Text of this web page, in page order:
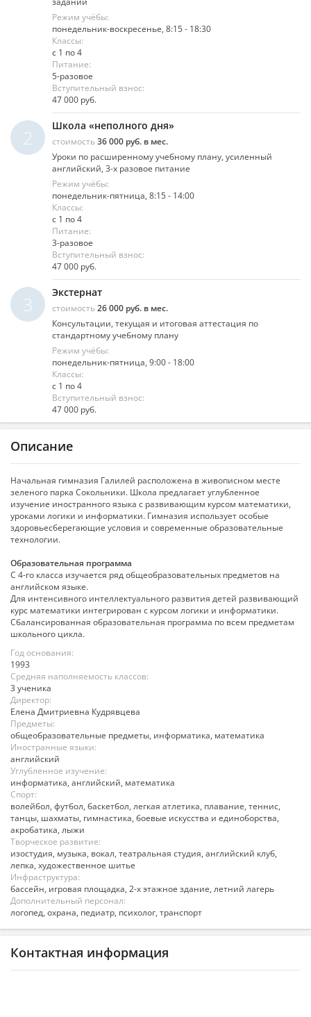
Режим учёбы:
понедельник-воскресенье, 8:15 - 18:30
Классы:
с 1 по 4
Питание:
5-разовое
Вступительный взнос:
47 000 руб.
2
Школа «неполного дня»
стоимость36 000 руб. в мес.
Уроки по расширенному учебному плану, усиленный
английский, 3-х разовое питание
Режим учёбы:
понедельник-пятница, 8:15 - 14:00
Классы:
с 1 по 4
Питание:
3-разовое
Вступительный взнос:
47 000 руб.
3
Экстернат
стоимость26 000 руб. в мес.
Консультации, текущая и итоговая аттестация по
стандартному учебному плану
Режим учёбы:
понедельник-пятница, 9:00 - 18:00
Классы:
с 1 по 4
Вступительный взнос:
47 000 руб.
Описание
Начальная гимназия Галилей расположена в живописном месте
зеленого парка Сокольники. Школа предлагает углубленное
изучение иностранного языка с развивающим курсом математики,
уроками логики и информатики. Гимназия использует особые
здоровьесберегающие условия и современные образовательные
технологии.
Образовательная программа
С 4-го класса изучается ряд общеобразовательных предметов на
английском языке.
Для интенсивного интеллектуального развития детей развивающий
курс математики интегрирован с курсом логики и информатики.
Сбалансированная образовательная программа по всем предметам
школьного цикла.
Год основания:
1993
Средняя наполняемость классов:
3 ученика
Директор:
Елена Дмитриевна Кудрявцева
Предметы:
общеобразовательные предметы, информатика, математика
Иностранные языки:
английский
Углубленное изучение:
информатика, английский, математика
Спорт:
волейбол, футбол, баскетбол, легкая атлетика, плавание, теннис,
танцы, шахматы, гимнастика, боевые искусства и единоборства,
акробатика, лыжи
Творческое развитие:
изостудия, музыка, вокал, театральная студия, английский клуб,
лепка, художественное шитье
Инфраструктура:
бассейн, игровая площадка, 2-х этажное здание, летний лагерь
Дополнительный персонал:
логопед, охрана, педиатр, психолог, транспорт
Контактная информация